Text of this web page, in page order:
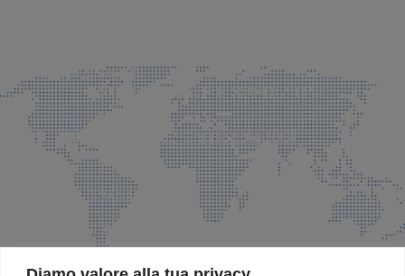
info@faeg.it
COMMERCIALE E SPEDIZIONI
Via Padre Elzi, 32 Grassobbio (BG)
035 525015
035 335037
info@faeg.it
SITE MAP